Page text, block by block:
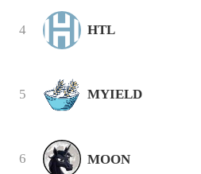
4 HTL
5 MYIELD
6 MOON